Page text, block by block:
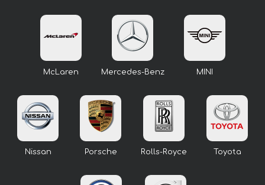
McLaren Mercedes-Benz MINI
Nissan Porsche Rolls-Royce Toyota